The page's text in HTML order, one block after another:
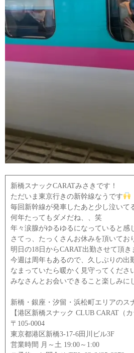
新橋スナックCARATみさきです！
ただいま東京行きの新幹線なうです
毎回新幹線が発車したあと少し泣いて
何年たってもダメだね、、笑
年々涙腺がゆるゆるになっていると感
さてっ、たっくさんお休みを頂いてお
明日の18日からCARAT出勤させて頂き
今週は周年もあるので、久しぶりの出
なまっていたら暖かく見守ってくださ
みなさんとお会いできること楽しみに
新橋・銀座・汐留・浜松町エリアのス
【港区新橋スナック CLUB CARAT（カ
〒105-0004
東京都港区新橋3-17-6田川ビル3F
営業時間 月～土 19:00～1:00